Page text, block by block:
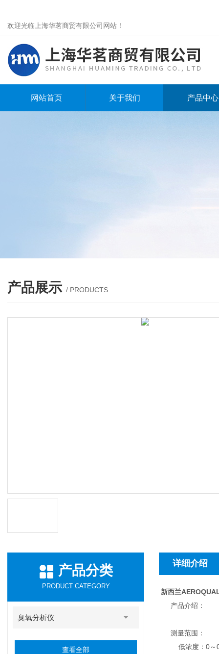
欢迎光临上海华茗商贸有限公司网站！
网站首页 关于我们 产品中心
产品展示 / PRODUCTS
产品分类
PRODUCT CATEGORY
臭氧分析仪
查看全部
详细介绍
新西兰
产品介绍：
测量范围：
低浓度：0